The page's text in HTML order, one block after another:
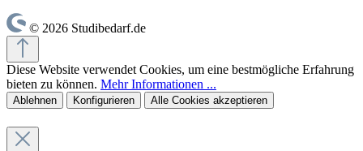
© 2026 Studibedarf.de
Diese Website verwendet Cookies, um eine bestmögliche Erfahrung
bieten zu können. Mehr Informationen ...
Ablehnen Konfigurieren Alle Cookies akzeptieren